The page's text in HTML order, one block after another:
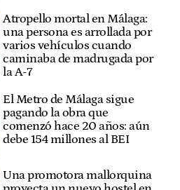
Atropello mortal en Málaga:
una persona es arrollada por
varios vehículos cuando
caminaba de madrugada por
la A-7
El Metro de Málaga sigue
pagando la obra que
comenzó hace 20 años: aún
debe 154 millones al BEI
Una promotora mallorquina